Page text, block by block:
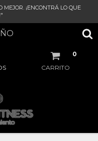
¡ENCONTRÁ LO QUE
CARRITO
0